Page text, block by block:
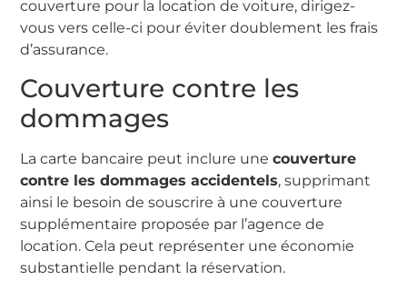
couverture pour la location de voiture, dirigez-
vous vers celle-ci pour éviter doublement les frais
d’assurance.
Couverture contre les
dommages
La carte bancaire peut inclure unecouverture
contre les dommages accidentels, supprimant
ainsi le besoin de souscrire à une couverture
supplémentaire proposée par l’agence de
location. Cela peut représenter une économie
substantielle pendant la réservation.